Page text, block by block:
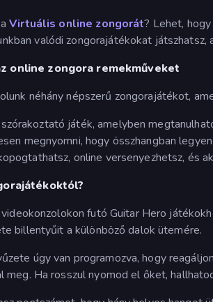
aVirtuális online zongorát? Lehet,
valódi zongorajátékokat
online zongora remekműveket
néhány népszerű zongorajátékot,
játék, amelyben
megnyomni, hogy összhangban
online versenyezhetsz, és
futó Guitar Hero
billentyűit a különböző dalok ütemére.
úgy van programozva, hogy
meg. Ha rosszul nyomod el őket,